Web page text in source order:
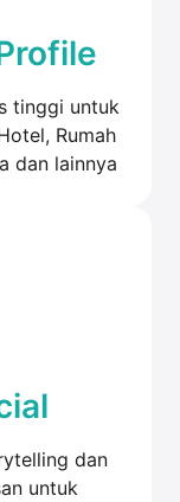
tinggi untuk
Rumah
dan lainnya
dan
untuk